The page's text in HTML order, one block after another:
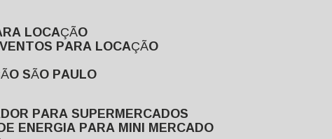
LOCAÇÃO
PARA LOCAÇÃO
SÃO PAULO
PARA SUPERMERCADOS
ENERGIA PARA MINI MERCADO